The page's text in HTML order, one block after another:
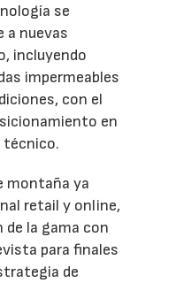
se
a nuevas
incluyendo
impermeables
con el
en
técnico.
montaña ya
retail y online,
de la gama con
para finales
de